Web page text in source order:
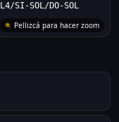
SI-SOL/DO-SOL
Pellizcá para hacer zoom